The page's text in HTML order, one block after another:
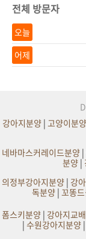
전체 방문자
오늘
어제
강아지분양 | 고양이분양
네바마스커레이드분양|
분양|
의정부강아지분양| 강
독분양 | 꼬똥
폼스키분양| 강아지교배
| 수원강아지분양|